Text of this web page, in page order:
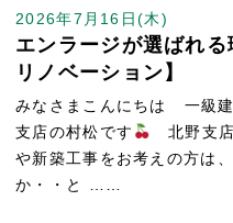
2026年7月16日(木)
エンラージが選ばれ
リノベーション】
みなさまこんにちは 一級
支店の村松です
北野支
や新築工事をお考えの方は
か・・と ……